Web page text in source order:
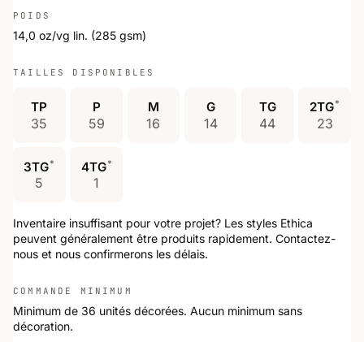
POIDS
14,0 oz/vg lin. (285 gsm)
TAILLES DISPONIBLES
TP
35
P
59
M
16
G
14
TG
44
2TG*
23
3TG*
5
4TG*
1
Inventaire insuffisant pour votre projet? Les styles Ethica
peuvent généralement être produits rapidement. Contactez-
nous et nous confirmerons les délais.
COMMANDE MINIMUM
Minimum de 36 unités décorées. Aucun minimum sans
décoration.